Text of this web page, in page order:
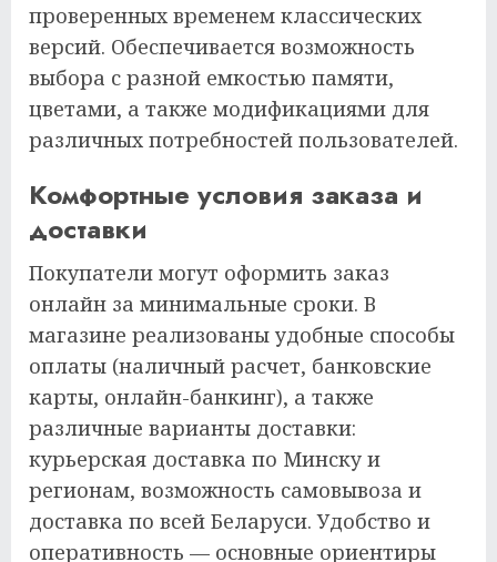
проверенных временем классических
версий. Обеспечивается возможность
выбора с разной емкостью памяти,
цветами, а также модификациями для
различных потребностей пользователей.
Комфортные условия заказа и
доставки
Покупатели могут оформить заказ
онлайн за минимальные сроки. В
магазине реализованы удобные способы
оплаты (наличный расчет, банковские
карты, онлайн-банкинг), а также
различные варианты доставки:
курьерская доставка по Минску и
регионам, возможность самовывоза и
доставка по всей Беларуси. Удобство и
оперативность — основные ориентиры